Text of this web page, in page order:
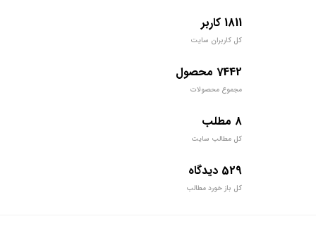
1811 کاربر
کل کاربران سایت
7442 محصول
مجموع محصولات
8 مطلب
کل مطالب سایت
529 دیدگاه
کل باز خورد مطالب